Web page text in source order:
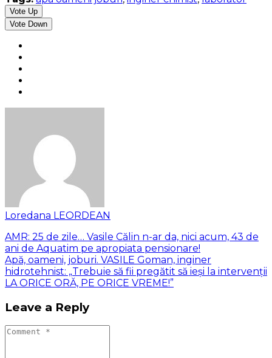
Vote Up
Vote Down
Loredana LEORDEAN
AMR: 25 de zile… Vasile Călin n-ar da, nici acum, 43 de
ani de Aquatim pe apropiata pensionare!
Apă, oameni, joburi. VASILE Goman, inginer
hidrotehnist: „Trebuie să fii pregătit să ieși la intervenții
LA ORICE ORĂ, PE ORICE VREME!”
Leave a Reply